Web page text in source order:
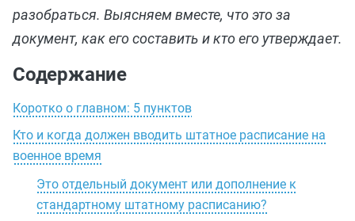
разобраться. Выясняем вместе, что это за
документ, как его составить и кто его утверждает.
Содержание
Коротко о главном: 5 пунктов
Кто и когда должен вводить штатное расписание на
военное время
Это отдельный документ или дополнение к
стандартному штатному расписанию?